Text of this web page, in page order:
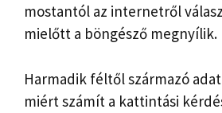
mostantól az internetről
mielőtt a böngésző megnyílik.
Harmadik féltől származó
miért számít a kattintási